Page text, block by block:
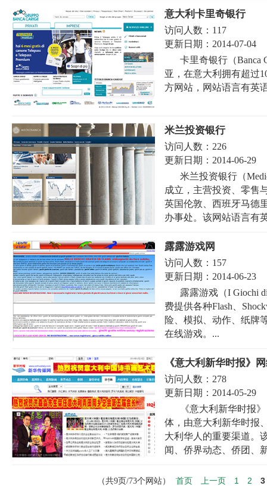
意大利卡里奇银行
访问人数： 117
更新日期： 2014-07-04
卡里奇银行（Banca
亚，在意大利拥有超过
方网站，网站语言有英
米兰投资银行
访问人数： 226
更新日期： 2014-06-29
米兰投资银行（
成立，主营投资、零售
英国伦敦、西班牙马德
办事处。该网站语言有
露露游戏网
访问人数： 157
更新日期： 2014-06-23
露露游戏（I Giochi
费提供各种Flash、
险、模拟、动作、纸牌
在线游戏。...
《意大利新华时报》
访问人数： 278
更新日期： 2014-05-29
《意大利新华时报
体，由意大利新华时报
大利华人的重要渠道。
闻、侨界动态、侨团、
（共9页/73个网站） 首页 上一页 1 2 3